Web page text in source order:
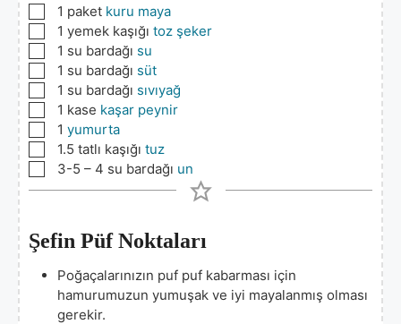
▢1 paket kuru maya
▢1 yemek kaşığı toz şeker
▢1 su bardağı su
▢1 su bardağı süt
▢1 su bardağı sıvıyağ
▢1 kase kaşar peynir
▢1 yumurta
▢1.5 tatlı kaşığı tuz
▢
3-5 – 4 su bardağı un
Şefin Püf Noktaları
Poğaçalarınızın puf puf kabarması için
hamurumuzun yumuşak ve iyi mayalanmış olması
gerekir.